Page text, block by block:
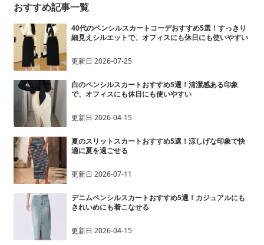
おすすめ記事一覧
40代のペンシルスカートコーデおすすめ5選！すっきり
細見えシルエットで、オフィスにも休日にも使いやすい
更新日 2026-07-25
白のペンシルスカートおすすめ5選！清潔感ある印象
で、オフィスにも休日にも使いやすい
更新日 2026-04-15
夏のスリットスカートおすすめ5選！涼しげな印象で快
適に夏を過ごせる
更新日 2026-07-11
デニムペンシルスカートおすすめ5選！カジュアルにも
きれいめにも着こなせる
更新日 2026-04-15